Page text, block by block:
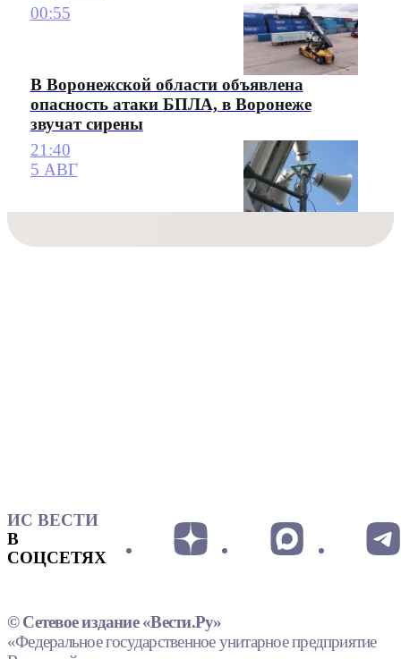
00:55
В Воронежской области объявлена
опасность атаки БПЛА, в Воронеже
звучат сирены
21:40
5 АВГ
ИС ВЕСТИ
В
СОЦСЕТЯХ
© Сетевое издание «Вести.Ру»
«Федеральное государственное унитарное предприятие